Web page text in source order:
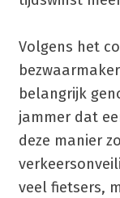
Volgens het
belangrijk
jammer dat
deze manier
veel fietsers,